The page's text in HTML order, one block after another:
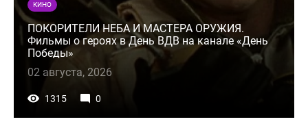
КИНО
ПОКОРИТЕЛИ НЕБА И МАСТЕРА ОРУЖИЯ.
Фильмы о героях в День ВДВ на канале «День
Победы»
02 августа, 2026
1315 0